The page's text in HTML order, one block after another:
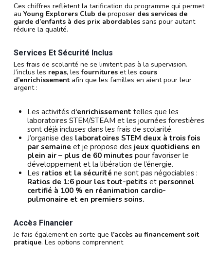
Ces chiffres reflètent la tarification du programme qui permet
au Young Explorers Club de proposer des services de
garde d’enfants à des prix abordables sans pour autant
réduire la qualité.
Services Et Sécurité Inclus
Les frais de scolarité ne se limitent pas à la supervision.
J’inclus les repas, lesfournitures et les cours
d’enrichissement afin que les familles en aient pour leur
argent :
Les activités d‘enrichissement telles que les
laboratoires STEM/STEAM et les journées forestières
sont déjà incluses dans les frais de scolarité.
J’organise des laboratoires STEM deux à trois fois
par semaine et je propose des jeux quotidiens en
plein air – plus de 60 minutes pour favoriser le
développement et la libération de l’énergie.
Les ratios et la sécurité ne sont pas négociables :
Ratios de 1:6 pour les tout-petits et personnel
certifié à 100 % en réanimation cardio-
pulmonaire et en premiers soins.
Accès Financier
Je fais également en sorte que l’accès au financement soit
pratique. Les options comprennent